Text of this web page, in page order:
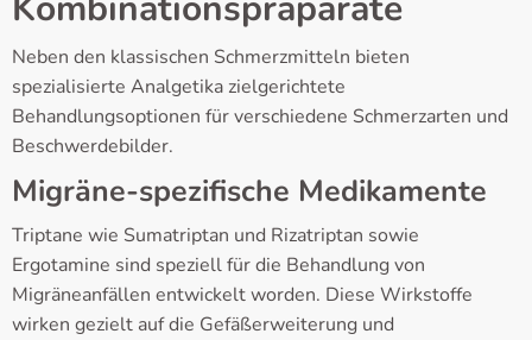
Neben den klassischen Schmerzmitteln bieten
spezialisierte Analgetika zielgerichtete
Behandlungsoptionen für verschiedene Schmerzarten und
Beschwerdebilder.
Migräne-spezifische Medikamente
Triptane wie Sumatriptan und Rizatriptan sowie
Ergotamine sind speziell für die Behandlung von
Migräneanfällen entwickelt worden. Diese Wirkstoffe
wirken gezielt auf die Gefäßerweiterung und